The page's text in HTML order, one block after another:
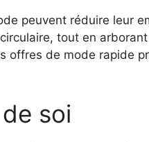
peuvent réduire leur
tout en
offres de mode rapide
soi